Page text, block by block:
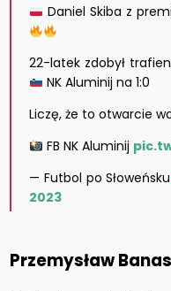
Daniel Skiba z
22-latek zdobył
NK Aluminij na 1:0
Liczę, że to otwarcie
FB NK Aluminij
— Futbol po Słoweńsku
2023
Przemysław